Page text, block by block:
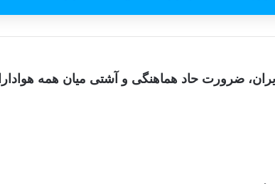
ایران، ضرورت حاد هماهنگی و آشتی میان همه‌